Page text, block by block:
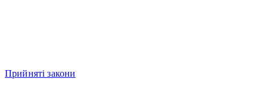
Прийняті закони